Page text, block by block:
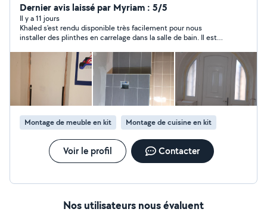
installation de portes et fenêtres - revêtement de sol-
pose de parquet -peinture et papier peint-montage des
cuisine-terrassements Travail soigné,professionnel et
respect des délais
Dernier avis laissé par Myriam : 5/5
Il y a 11 jours
Khaled s'est rendu disponible très facilement pour nous
installer des plinthes en carrelage dans la salle de bain. Il est
Montage de meuble en kit Montage de cuisine en kit
Voir le profil Contacter
Nos utilisateurs nous évaluent